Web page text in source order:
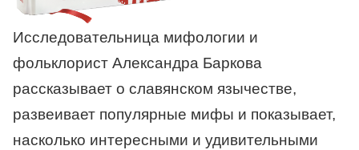
Исследовательница мифологии и
фольклорист Александра Баркова
рассказывает о славянском язычестве,
развеивает популярные мифы и показывает,
насколько интересными и удивительными